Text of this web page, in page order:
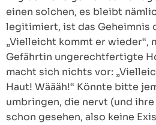
einen solchen, es bleibt
legitimiert, ist das Geheimnis
„Vielleicht kommt er wieder“,
Gefährtin ungerechtfertigte
macht sich nichts vor:
Haut! Wäääh!“ Könnte bitte
umbringen, die nervt (und
schon gesehen, also keine